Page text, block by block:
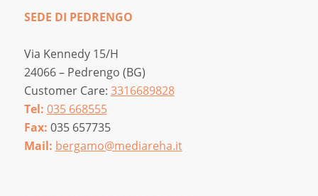
SEDE DI PEDRENGO
Via Kennedy 15/H
24066 – Pedrengo (BG)
Customer Care: 3316689828
Tel: 035 668555
Fax: 035 657735
Mail: bergamo@mediareha.it